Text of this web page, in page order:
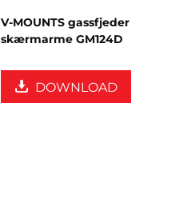
V-MOUNTS gassfjeder
skærmarme GM124D
DOWNLOAD